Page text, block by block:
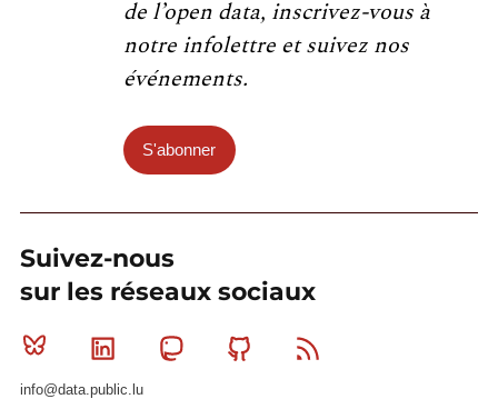
de l’open data, inscrivez-vous à
notre infolettre et suivez nos
événements.
S'abonner
Suivez-nous
sur les réseaux sociaux
Bluesky Linkedin MastodonGithub
info@data.public.lu